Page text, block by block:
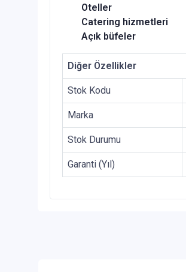
Oteller
Catering hizmetleri
Açık büfeler
Diğer Özellikler
Stok Kodu
Marka
Stok Durumu
Garanti (Yıl)